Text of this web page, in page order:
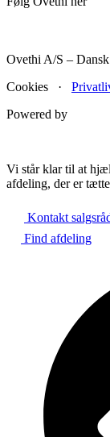
Ovethi A/S –
Cookies ·
Powered by
Vi står klar til at
afdeling, der er
Kontakt
Find afdeling